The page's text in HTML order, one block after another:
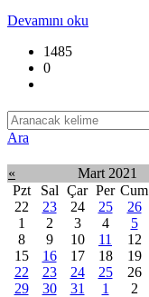
Devamını oku
1485
0
Ara
« Mart 2021
Pzt
Sal Çar Per Cum
22
23 24 25 26
1
2 3 4 5
8
9 10 11 12
15
16 17 18 19
22
23 24 25 26
29
30 31 1 2